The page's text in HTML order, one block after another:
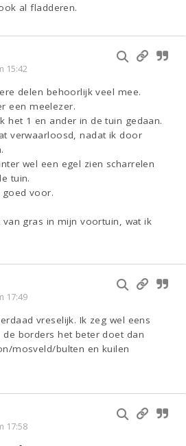
al fladderen.
15:42
delen behoorlijk veel mee.
een meelezer.
het 1 en ander in de tuin gedaan.
verwaarloosd, nadat ik door
wel een egel zien scharrelen
tuin.
goed voor.
van gras in mijn voortuin, wat ik
17:49
vreselijk. Ik zeg wel eens
de borders het beter doet dan
mosveld/bulten en kuilen
17:58